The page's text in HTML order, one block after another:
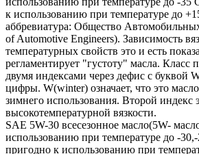
к использованию при температуре до
аббревиатура: Общество
of Automotive Engineers). Зависимость
температурных свойств это и есть
регламентирует "густоту" масла. Класс
двумя индексами через дефис с буквой
цифры. W(winter) означает, что это
зимнего использования. Второй индекс
высокотемпературной вязкости.
SAE 5W-30 всесезонное масло(5W-
использованию при температуре до -
пригодно к использованию при